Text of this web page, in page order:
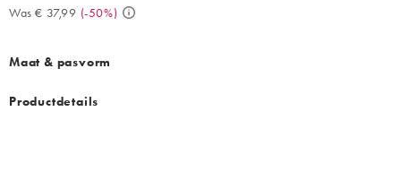
Was € 37,99 (-50%)
Maat & pasvorm
Productdetails